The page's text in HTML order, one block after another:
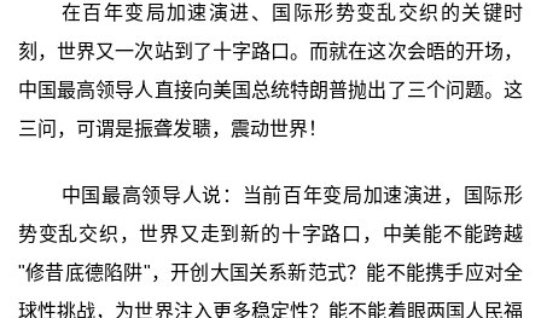
在百年变局加速演进、国际形势变乱交织的关键时
刻，世界又一次站到了十字路口。而就在这次会晤的开场，
中国最高领导人直接向美国总统特朗普抛出了三个问题。这
三问，可谓是振聋发聩，震动世界！
中国最高领导人说：当前百年变局加速演进，国际形
势变乱交织，世界又走到新的十字路口，中美能不能跨越
"修昔底德陷阱"，开创大国关系新范式？能不能携手应对全
球性挑战，为世界注入更多稳定性？能不能着眼两国人民福